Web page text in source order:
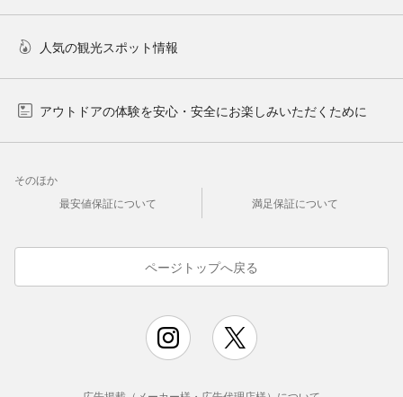
人気の観光スポット情報
アウトドアの体験を安心・安全にお楽しみいただくために
そのほか
最安値保証について
満足保証について
ページトップへ戻る